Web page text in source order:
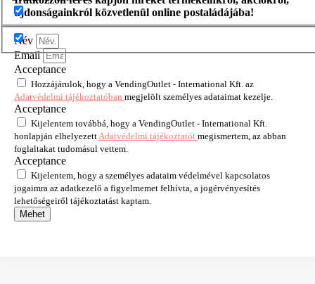
újdonságainkról közvetlenül online postaládájába!
Név
Email
Acceptance
Hozzájárulok, hogy a VendingOutlet - International Kft. az
Adatvédelmi tájékoztatóban megjelölt személyes adataimat kezelje.
Acceptance
Kijelentem továbbá, hogy a VendingOutlet - International Kft.
honlapján elhelyezettAdatvédelmi tájékoztatót megismertem, az abban
foglaltakat tudomásul vettem.
Acceptance
Kijelentem, hogy a személyes adataim védelmével kapcsolatos
jogaimra az adatkezelő a figyelmemet felhívta, a jogérvényesítés
lehetőségeiről tájékoztatást kaptam.
Mehet